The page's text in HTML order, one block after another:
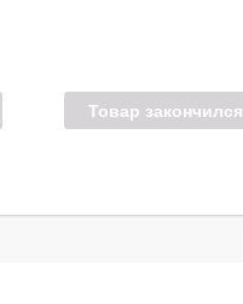
Товар закончился